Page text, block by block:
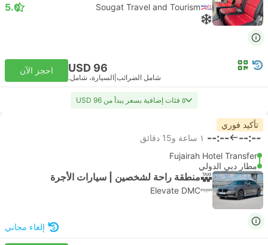
Sougat Travel and Tourism
5.0
USD 96
شامل الضرائب السيارة، شامل.
احجز الآن
٥ فئات إضافية بسعر يبدأ من USD 96
تأكيد فوري
--:--
--:-- ١ ساعة و‫15 دقائق
Fujairah Hotel Transfer
مطار دبي الدولي
منطقة راحة لشخصين | سيارات الأجرة
Elevate DMC
إلغاء مجاني